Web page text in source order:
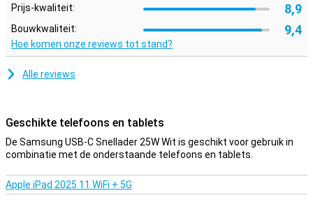
Prijs-kwaliteit: 8,9
Bouwkwaliteit: 9,4
Hoe komen onze reviews tot stand?
Alle reviews
Geschikte telefoons en tablets
De Samsung USB-C Snellader 25W Wit is geschikt voor gebruik in
combinatie met de onderstaande telefoons en tablets.
Apple iPad 2025 11 WiFi + 5G